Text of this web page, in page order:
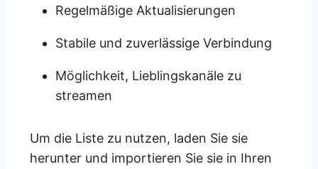
Regelmäßige Aktualisierungen
Stabile und zuverlässige Verbindung
Möglichkeit, Lieblingskanäle zu
streamen
Um die Liste zu nutzen, laden Sie sie
herunter und importieren Sie sie in Ihren